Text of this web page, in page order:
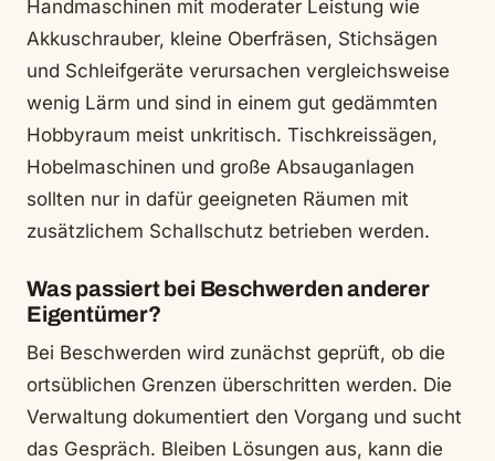
Handmaschinen mit moderater Leistung wie
Akkuschrauber, kleine Oberfräsen, Stichsägen
und Schleifgeräte verursachen vergleichsweise
wenig Lärm und sind in einem gut gedämmten
Hobbyraum meist unkritisch. Tischkreissägen,
Hobelmaschinen und große Absauganlagen
sollten nur in dafür geeigneten Räumen mit
zusätzlichem Schallschutz betrieben werden.
Was passiert bei Beschwerden anderer
Eigentümer?
Bei Beschwerden wird zunächst geprüft, ob die
ortsüblichen Grenzen überschritten werden. Die
Verwaltung dokumentiert den Vorgang und sucht
das Gespräch. Bleiben Lösungen aus, kann die